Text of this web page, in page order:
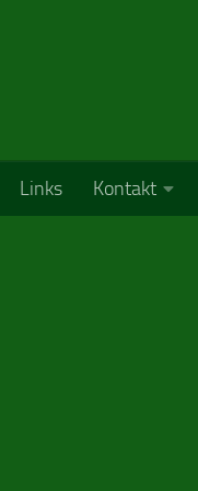
Links Kontakt